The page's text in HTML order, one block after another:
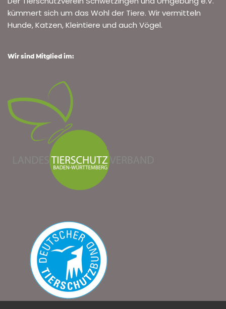
kümmert sich um das Wohl der Tiere. Wir vermitteln
Hunde, Katzen, Kleintiere und auch Vögel.
Wir sind Mitglied im: